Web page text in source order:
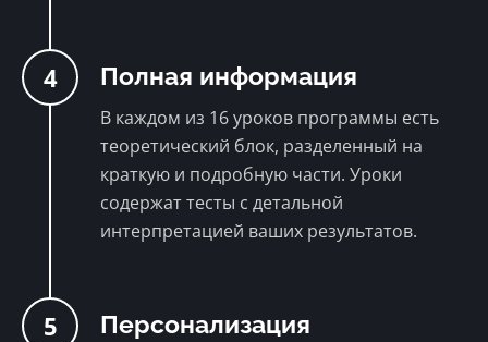
4 Полная информация
В каждом из 16 уроков программы есть
теоретический блок, разделенный на
краткую и подробную части. Уроки
содержат тесты с детальной
интерпретацией ваших результатов.
5 Персонализация